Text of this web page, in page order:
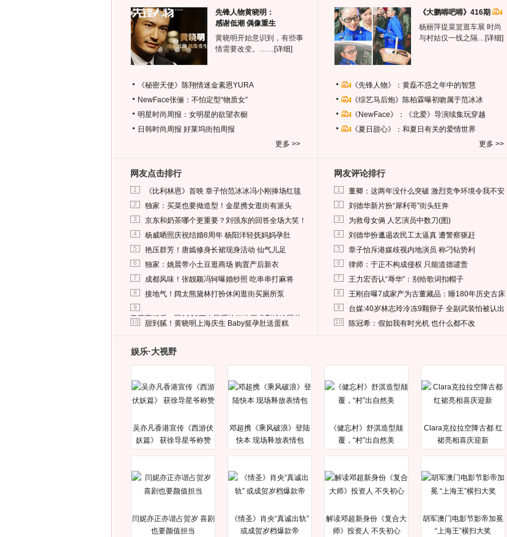
先锋人物黄晓明：
感谢低潮 偶像重生
黄晓明开始意识到，有些事
情需要改变。…… [详细]
《秘密天使》陈翔情迷金素恩YURA
NewFace张俪：不怕定型“物质女”
明星时尚周报：女明星的欲望衣橱
日韩时尚周报 好莱坞街拍周报
更多 >>
《大鹏嘚吧嘚》416期
杨丽萍提菜篮逛车展 时尚
与村姑仅一线之隔… [详细]
《先锋人物》：黄磊不惑之年中的智慧
《综艺马后炮》陈柏霖曝初吻属于范冰冰
《NewFace》：《北爱》导演续集玩穿越
《夏日甜心》：和夏日有关的爱情世界
更多 >>
网友点击排行
1 《比利林恩》首映 章子怡范冰冰冯小刚捧场红毯
2 独家：买菜也要拗造型！金星携女逛街有派头
3 京东和奶茶哪个更重要？刘强东的回答全场大笑！
4 杨威晒照庆祝结婚8周年 杨阳洋轻抚妈妈孕肚
5 艳压群芳！唐嫣修身长裙现身活动 仙气儿足
6 独家：姚晨带小土豆逛商场 购置产后新衣
7 成都风味！张靓颖冯轲曝婚纱照 吃串串打麻将
8 接地气！阔太熊黛林打扮休闲逛街买厕所泵
9
马蓉离婚后，砸1000万人民币给媒体要求删掉这照片
10 甜到腻！黄晓明上海庆生 Baby挺孕肚送蛋糕
网友评论排行
1 董卿：这两年没什么突破 激烈竞争环境令我不安
2 刘德华新片扮“犀利哥”街头狂奔
3 为救母女俩 人艺演员中数刀(图)
4 刘德华扮邋遢农民工太逼真 遭警察驱赶
5 章子怡斥港媒歧视内地演员 称刁钻势利
6 律师：于正不构成侵权 只能道德谴责
7 王力宏否认“辱华”：别给歌词扣帽子
8 王刚自曝7成家产为古董藏品：睡180年历史古床
9 台媒:40岁林志玲冷冻9颗卵子 全副武装怕被认出
10 陈冠希：假如我有时光机 也什么都不改
娱乐·大视野
吴亦凡香港宣传《西游伏
妖篇》 获徐导星爷称赞
邓超携《乘风破浪》登陆
快本 现场释放表情包
《健忘村》舒淇造型颠
覆，“村”出自然美
Clara克拉拉空降古都 红
裙亮相喜庆迎新
闫妮亦正亦谐占贺岁 喜剧
也要颜值担当
《情圣》肖央“真诚出轨”
或成贺岁档爆款帝
解读邓超新身份《复合大
师》投资人 不失初心
胡军澳门电影节影帝加冕
“上海王”横扫大奖